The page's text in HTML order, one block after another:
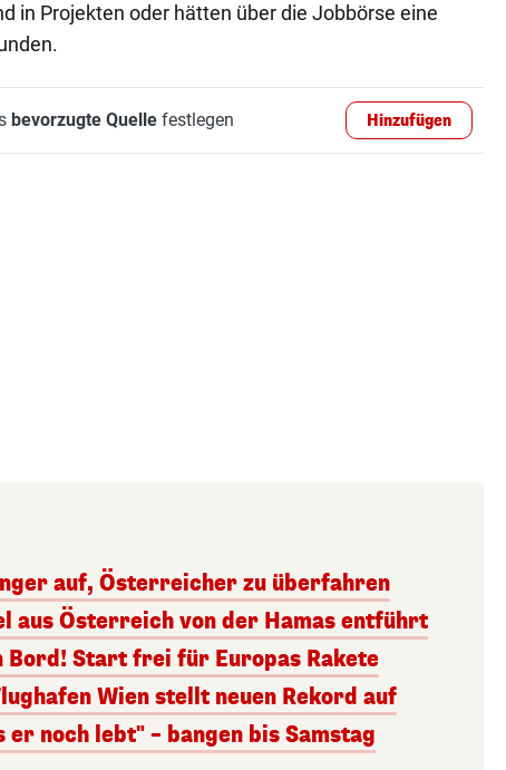
in Projekten oder hätten über die Jobbörse eine
bevorzugte Quellefestlegen Hinzufügen
auf, Österreicher zu überfahren
aus Österreich von der Hamas entführt
Bord! Start frei für Europas Rakete
Wien stellt neuen Rekord auf
er noch lebt" – bangen bis Samstag